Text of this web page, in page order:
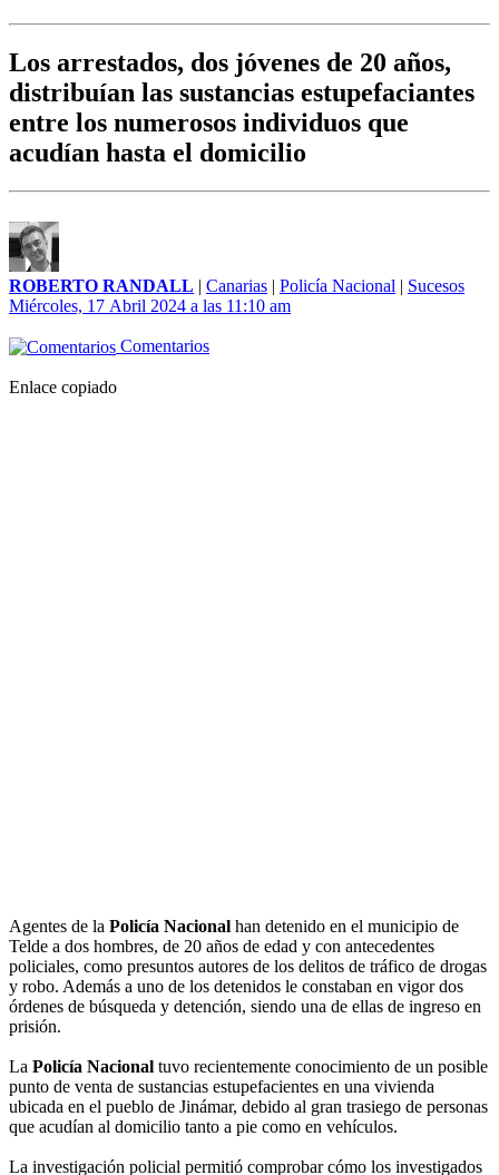
Los arrestados, dos jóvenes de 20 años,
distribuían las sustancias estupefaciantes
entre los numerosos individuos que
acudían hasta el domicilio
ROBERTO RANDALL | Canarias | Policía Nacional | Sucesos
Miércoles, 17 Abril 2024 a las 11:10 am
Comentarios
Enlace copiado
Agentes de la Policía Nacional han detenido en el municipio de
Telde a dos hombres, de 20 años de edad y con antecedentes
policiales, como presuntos autores de los delitos de tráfico de drogas
y robo. Además a uno de los detenidos le constaban en vigor dos
órdenes de búsqueda y detención, siendo una de ellas de ingreso en
prisión.
La Policía Nacional tuvo recientemente conocimiento de un posible
punto de venta de sustancias estupefacientes en una vivienda
ubicada en el pueblo de Jinámar, debido al gran trasiego de personas
que acudían al domicilio tanto a pie como en vehículos.
La investigación policial permitió comprobar cómo los investigados